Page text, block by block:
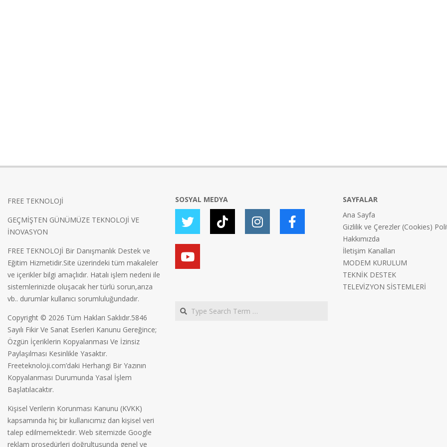
FREE TEKNOLOJİ
GEÇMİŞTEN GÜNÜMÜZE TEKNOLOJİ VE
İNOVASYON
FREE TEKNOLOJİ Bir Danışmanlık Destek ve
Eğitim Hizmetidir.Site üzerindeki tüm makaleler
ve içerikler bilgi amaçlıdır. Hatalı işlem nedeni ile
sistemlerinizde oluşacak her türlü sorun,arıza
vb.. durumlar kullanıcı sorumluluğundadır.
Copyright © 2026 Tüm Hakları Saklıdır.5846
Sayılı Fikir Ve Sanat Eserleri Kanunu Gereğince;
Özgün İçeriklerin Kopyalanması Ve İzinsiz
Paylaşılması Kesinlikle Yasaktır.
Freeteknoloji.com’daki Herhangi Bir Yazının
Kopyalanması Durumunda Yasal İşlem
Başlatılacaktır.
Kişisel Verilerin Korunması Kanunu (KVKK)
kapsamında hiç bir kullanıcımız dan kişisel veri
talep edilmemektedir. Web sitemizde Google
reklam prosedürleri doğrultusunda genel ve
SOSYAL MEDYA
Search
SAYFALAR
Ana Sayfa
Gizlilik ve Çerezler (Cookies)
Hakkımızda
İletişim Kanalları
MODEM KURULUM
TEKNİK DESTEK
TELEVİZYON SİSTEMLERİ